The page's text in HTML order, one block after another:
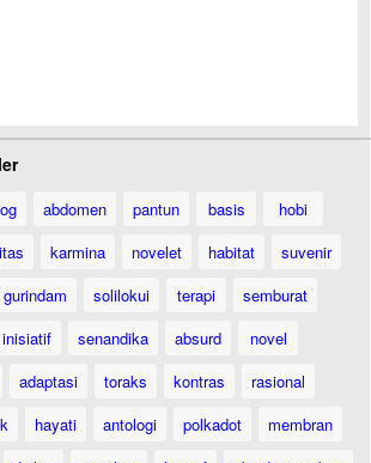
abdomen pantun basis
hobi
karmina novelet habitat
suvenir
gurindam solilokui terapi
semburat
inisiatif senandika absurd
novel
adaptasi toraks kontras
rasional
hayati antologi polkadot
membran